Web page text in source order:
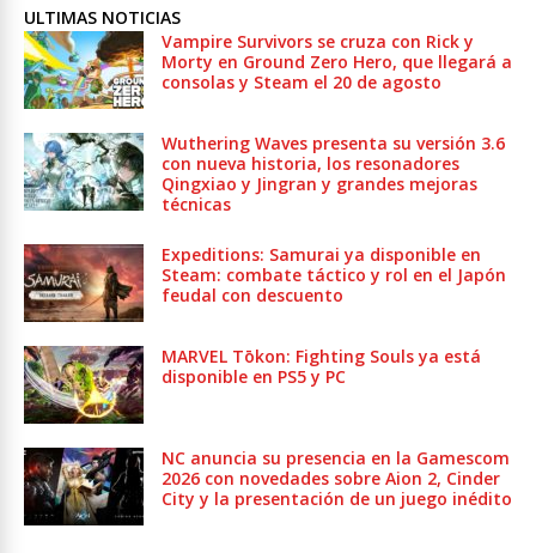
ULTIMAS NOTICIAS
Vampire Survivors se cruza con Rick y
Morty en Ground Zero Hero, que llegará a
consolas y Steam el 20 de agosto
Wuthering Waves presenta su versión 3.6
con nueva historia, los resonadores
Qingxiao y Jingran y grandes mejoras
técnicas
Expeditions: Samurai ya disponible en
Steam: combate táctico y rol en el Japón
feudal con descuento
MARVEL Tōkon: Fighting Souls ya está
disponible en PS5 y PC
NC anuncia su presencia en la Gamescom
2026 con novedades sobre Aion 2, Cinder
City y la presentación de un juego inédito